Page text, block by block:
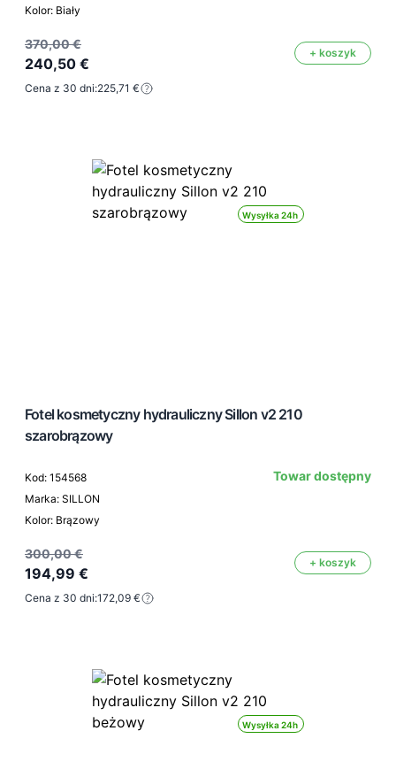
Kolor: Biały
370,00 €
240,50 €
+ koszyk
Cena z 30 dni:225,71 €
Wysyłka 24h
Fotel kosmetyczny hydrauliczny Sillon v2 210
szarobrązowy
Kod: 154568
Marka: SILLON
Kolor: Brązowy
Towar dostępny
300,00 €
194,99 €
+ koszyk
Cena z 30 dni:172,09 €
Wysyłka 24h